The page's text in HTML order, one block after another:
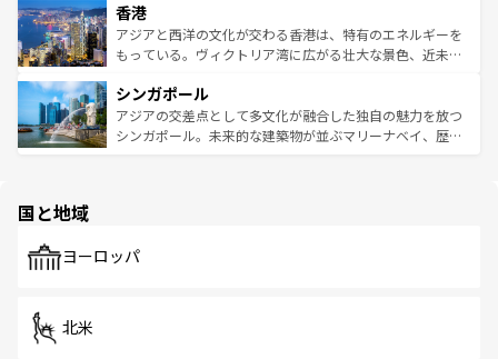
とつ。フォーやバインミー、ベトナムコーヒーなどは、ぜ
ひ現地で味わいたい。どの地域を訪れてもあたたかい人々
が旅行者を迎えてくれるので、きっと忘れられない旅にな
参照してほしい。
の活気が交差している。北部ではチェンマイなどの山岳地
帯で自然と触れ合い、南部ではプーケットやクラビの美し
いビーチでリゾート気分を楽しむことができる。タイ料理
激する。気候は一年中温暖で、どの季節にも異なる楽しみ
が待っている。親しみやすいタイの人々、仏教を中心とし
た文化、そして多様な観光資源が、訪れる旅人を魅了し続
香港
アジアと西洋の文化が交わる香港は、特有のエネルギーを
もっている。ヴィクトリア湾に広がる壮大な景色、近未来
み、どこを訪れても感動するはず。観光スポットが密集し
ており、効率よく見どころを回れるのも魅力。息をのむよ
うな絶景から文化的な体験まで、香港を存分に楽しみ尽く
シンガポール
アジアの交差点として多文化が融合した独自の魅力を放つ
シンガポール。未来的な建築物が並ぶマリーナベイ、歴史
で、ホーカーズは地元の風情を楽しめる外せないスポット
国と地域
ヨーロッパ
北米